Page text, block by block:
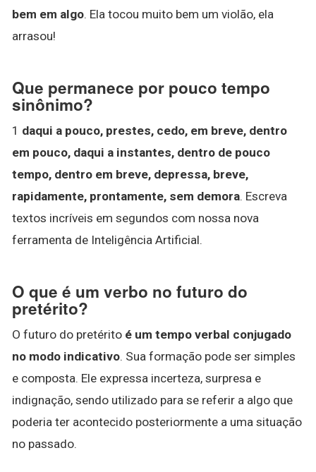
bem em algo. Ela tocou muito bem um violão, ela
arrasou!
Que permanece por pouco tempo
sinônimo?
1 daqui a pouco, prestes, cedo, em breve, dentro
em pouco, daqui a instantes, dentro de pouco
tempo, dentro em breve, depressa, breve,
rapidamente, prontamente, sem demora. Escreva
textos incríveis em segundos com nossa nova
ferramenta de Inteligência Artificial.
O que é um verbo no futuro do
pretérito?
O futuro do pretérito é um tempo verbal conjugado
no modo indicativo. Sua formação pode ser simples
e composta. Ele expressa incerteza, surpresa e
indignação, sendo utilizado para se referir a algo que
poderia ter acontecido posteriormente a uma situação
no passado.